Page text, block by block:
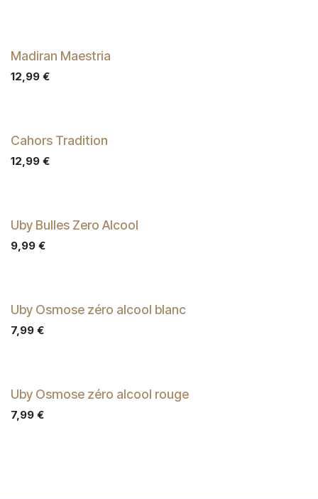
Madiran Maestria
12,99 €
Cahors Tradition
12,99 €
Uby Bulles Zero Alcool
9,99 €
Uby Osmose zéro alcool blanc
7,99 €
Uby Osmose zéro alcool rouge
7,99 €